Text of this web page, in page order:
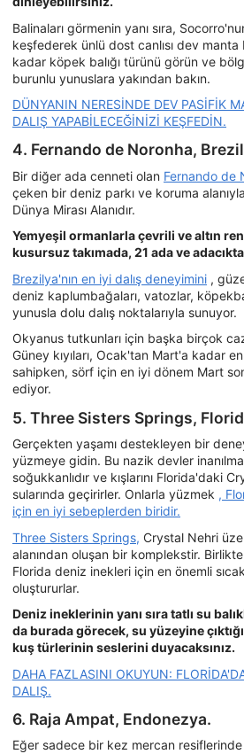
Balinaları görmenin yanı sıra,
keşfederek ünlü dost canlısı dev manta
kadar köpek balığı türünü görün ve
burunlu yunuslara yakından bakın.
DÜNYANIN NERESİNDE DEV PASİFİK
DALIŞ YAPABİLECEĞİNİZİ KEŞFEDİN.
4. Fernando de Noronha,
Bir diğer ada cenneti olan Fernando de
çeken bir deniz parkı ve koruma
Dünya Mirası Alanıdır.
Yemyeşil ormanlarla çevrili ve altın
kusursuz takımada, 21 ada ve
Brezilya'nın en iyi dalış deneyimini ,
deniz kaplumbağaları, vatozlar,
yunusla dolu dalış noktalarıyla sunuyor.
Okyanus tutkunları için başka birçok
Güney kıyıları, Ocak'tan Mart'a kadar
sahipken, sörf için en iyi dönem Mart
ediyor.
5. Three Sisters Springs,
Gerçekten yaşamı destekleyen bir
yüzmeye gidin. Bu nazik devler
soğukkanlıdır ve kışlarını Florida'daki
sularında geçirirler. Onlarla yüzmek ,
için en iyi sebeplerden biridir.
Three Sisters Springs, Crystal Nehri
alanından oluşan bir komplekstir.
Florida deniz inekleri için en önemli
oluştururlar.
Deniz ineklerinin yanı sıra tatlı su
da burada görecek, su yüzeyine
kuş türlerinin seslerini duyacaksınız.
DAHA FAZLASINI OKUYUN:
DALIŞ.
6. Raja Ampat, Endonezya.
Eğer sadece bir kez mercan resiflerinde